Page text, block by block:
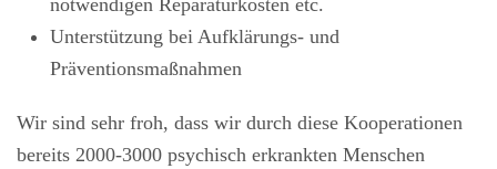
Unterstützung bei Aufklärungs- und
Präventionsmaßnahmen
Wir sind sehr froh, dass wir durch diese Kooperationen
bereits 2000-3000 psychisch erkrankten Menschen